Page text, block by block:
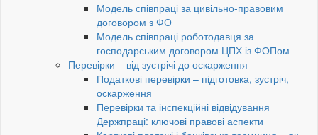
Модель співпраці за цивільно-правовим
договором з ФО
Модель співпраці роботодавця за
господарським договором ЦПХ із ФОПом
Перевірки – від зустрічі до оскарження
Податкові перевірки – підготовка, зустріч,
оскарження
Перевірки та інспекційні відвідування
Держпраці: ключові правові аспекти